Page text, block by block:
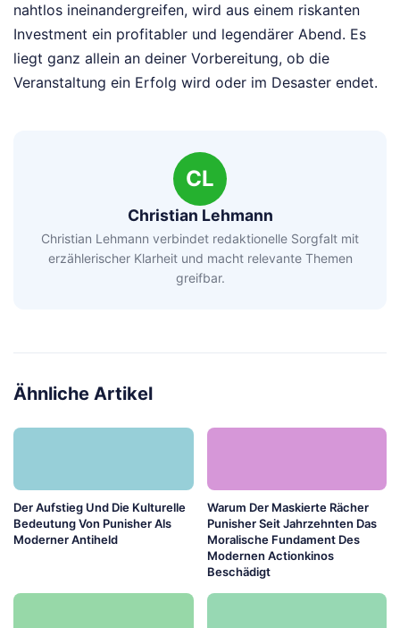
nahtlos ineinandergreifen, wird aus einem riskanten
Investment ein profitabler und legendärer Abend. Es
liegt ganz allein an deiner Vorbereitung, ob die
Veranstaltung ein Erfolg wird oder im Desaster endet.
CL
Christian Lehmann
Christian Lehmann verbindet redaktionelle Sorgfalt mit
erzählerischer Klarheit und macht relevante Themen
greifbar.
Ähnliche Artikel
Der Aufstieg Und Die Kulturelle
Bedeutung Von Punisher Als
Moderner Antiheld
Warum Der Maskierte Rächer
Punisher Seit Jahrzehnten Das
Moralische Fundament Des
Modernen Actionkinos
Beschädigt